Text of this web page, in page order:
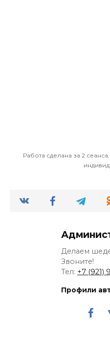
Работа сделана за 2
Делаем
Звоните!
Тел: +7 (921)
Профили